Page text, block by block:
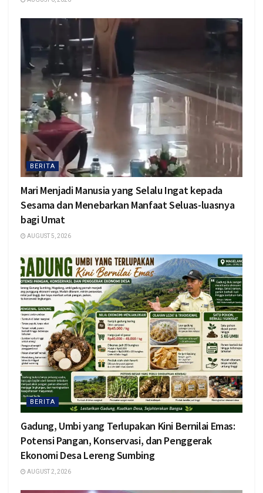
BERITA
Mari Menjadi Manusia yang Selalu Ingat kepada
Sesama dan Menebarkan Manfaat Seluas-luasnya
bagi Umat
AUGUST 5, 2026
BERITA
Gadung, Umbi yang Terlupakan Kini Bernilai Emas:
Potensi Pangan, Konservasi, dan Penggerak
Ekonomi Desa Lereng Sumbing
AUGUST 2, 2026